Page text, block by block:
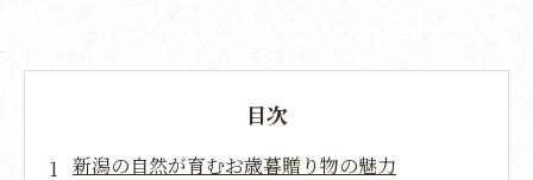
目次
新潟の自然が育むお歳暮贈り物の魅力